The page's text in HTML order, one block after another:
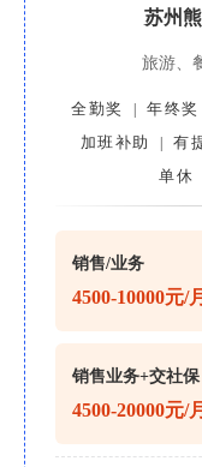
苏州
旅游、
全勤奖 年终奖
加班补助 有
单休
销售/业务
4500-10000元/月
销售业务+交社保
4500-20000元/月